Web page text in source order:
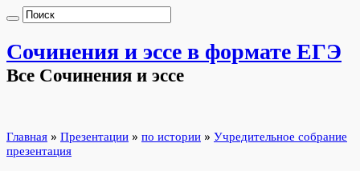
Сочинения и эссе в формате ЕГЭ
Все Сочинения и эссе
Главная » Презентации » по истории » Учредительное собрание
презентация